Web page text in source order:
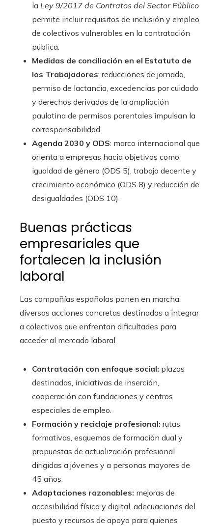
la Ley 9/2017 de Contratos del Sector Público
permite incluir requisitos de inclusión y empleo
de colectivos vulnerables en la contratación
pública.
Medidas de conciliación en el Estatuto de
los Trabajadores: reducciones de jornada,
permiso de lactancia, excedencias por cuidado
y derechos derivados de la ampliación
paulatina de permisos parentales impulsan la
corresponsabilidad.
Agenda 2030 y ODS: marco internacional que
orienta a empresas hacia objetivos como
igualdad de género (ODS 5), trabajo decente y
crecimiento económico (ODS 8) y reducción de
desigualdades (ODS 10).
Buenas prácticas
empresariales que
fortalecen la inclusión
laboral
Las compañías españolas ponen en marcha
diversas acciones concretas destinadas a integrar
a colectivos que enfrentan dificultades para
acceder al mercado laboral.
Contratación con enfoque social: plazas
destinadas, iniciativas de inserción,
cooperación con fundaciones y centros
especiales de empleo.
Formación y reciclaje profesional: rutas
formativas, esquemas de formación dual y
propuestas de actualización profesional
dirigidas a jóvenes y a personas mayores de
45 años.
Adaptaciones razonables: mejoras de
accesibilidad física y digital, adecuaciones del
puesto y recursos de apoyo para quienes